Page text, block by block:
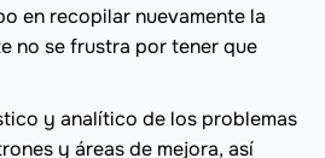
en recopilar nuevamente la
no se frustra por tener que
y analítico de los problemas
y áreas de mejora, así